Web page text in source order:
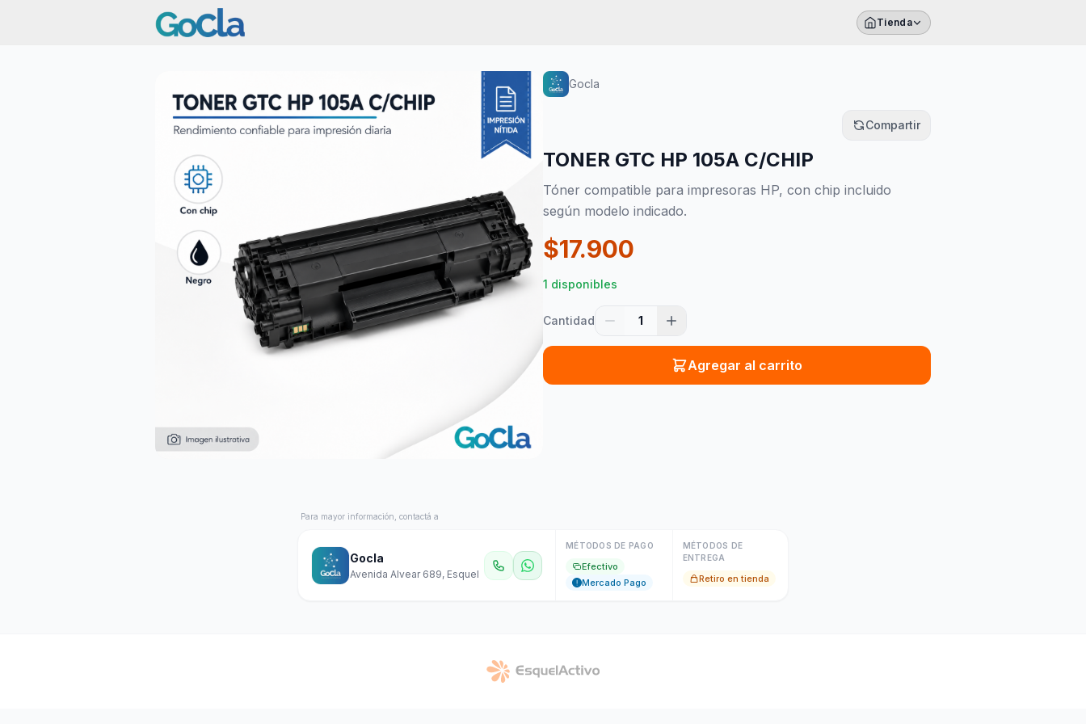
Tienda
Gocla
Compartir
TONER GTC HP 105A C/CHIP
Tóner compatible para impresoras HP, con chip incluido
según modelo indicado.
$17.900
1 disponibles
Cantidad 1
Agregar al carrito
Para mayor información, contactá a
Gocla
Avenida Alvear 689, Esquel
MÉTODOS DE PAGO
Efectivo
Mercado Pago
MÉTODOS DE
ENTREGA
Retiro en tienda